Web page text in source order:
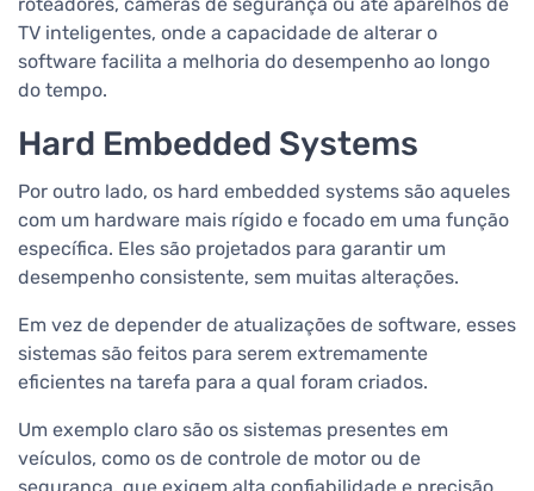
roteadores, câmeras de segurança ou até aparelhos de
TV inteligentes, onde a capacidade de alterar o
software facilita a melhoria do desempenho ao longo
do tempo.
Hard Embedded Systems
Por outro lado, os hard embedded systems são aqueles
com um hardware mais rígido e focado em uma função
específica. Eles são projetados para garantir um
desempenho consistente, sem muitas alterações.
Em vez de depender de atualizações de software, esses
sistemas são feitos para serem extremamente
eficientes na tarefa para a qual foram criados.
Um exemplo claro são os sistemas presentes em
veículos, como os de controle de motor ou de